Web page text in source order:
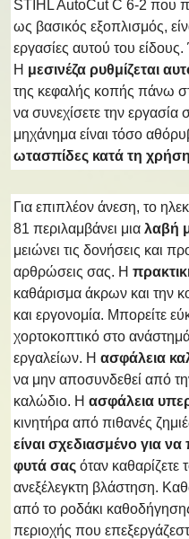
STIHL AutoCut C 6-2 που
ως βασικός εξοπλισμός,
εργασίες αυτού του
Η μεσινέζα ρυθμίζεται
της κεφαλής κοπής πάνω
να συνεχίσετε την εργασία
μηχάνημα είναι τόσο
ωτασπίδες κατά τη
Για επιπλέον άνεση, το
81 περιλαμβάνει μια λαβή
μειώνει τις δονήσεις και
αρθρώσεις σας. Η
καθάρισμα άκρων και την
και εργονομία. Μπορείτε
χορτοκοπτικό στο
εργαλείων. H ασφάλεια
να μην αποσυνδεθεί από
καλώδιο. Η ασφάλεια
κινητήρα από πιθανές
είναι σχεδιασμένο για
φυτά σας όταν
ανεξέλεγκτη βλάστηση.
από το ροδάκι
περιοχής που